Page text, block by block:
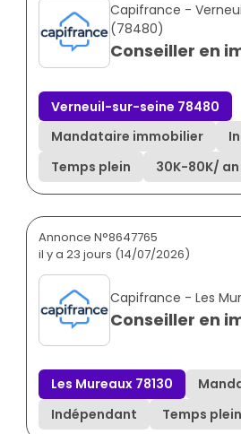
Capifrance -
(78480)
Conseiller en
Verneuil-sur-seine 78480
Mandataire immobilier
Temps plein
30K-80K/ an
Annonce N°8647765
il y a 23 jours (14/07/2026)
Capifrance - Les
Conseiller en
Les Mureaux 78130
Indépendant
Temps plein